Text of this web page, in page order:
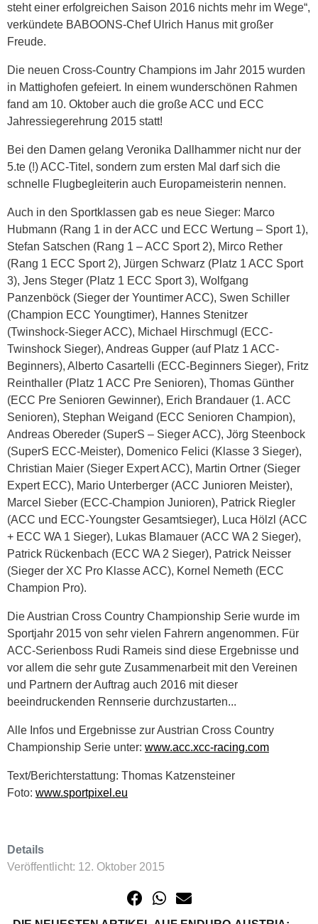
steht einer erfolgreichen Saison 2016 nichts mehr im Wege“,
verkündete BABOONS-Chef Ulrich Hanus mit großer
Freude.
Die neuen Cross-Country Champions im Jahr 2015 wurden
in Mattighofen gefeiert. In einem wunderschönen Rahmen
fand am 10. Oktober auch die große ACC und ECC
Jahressiegerehrung 2015 statt!
Bei den Damen gelang Veronika Dallhammer nicht nur der
5.te (!) ACC-Titel, sondern zum ersten Mal darf sich die
schnelle Flugbegleiterin auch Europameisterin nennen.
Auch in den Sportklassen gab es neue Sieger: Marco
Hubmann (Rang 1 in der ACC und ECC Wertung – Sport 1),
Stefan Satschen (Rang 1 – ACC Sport 2), Mirco Rether
(Rang 1 ECC Sport 2), Jürgen Schwarz (Platz 1 ACC Sport
3), Jens Steger (Platz 1 ECC Sport 3), Wolfgang
Panzenböck (Sieger der Yountimer ACC), Swen Schiller
(Champion ECC Youngtimer), Hannes Stenitzer
(Twinshock-Sieger ACC), Michael Hirschmugl (ECC-
Twinshock Sieger), Andreas Gupper (auf Platz 1 ACC-
Beginners), Alberto Casartelli (ECC-Beginners Sieger), Fritz
Reinthaller (Platz 1 ACC Pre Senioren), Thomas Günther
(ECC Pre Senioren Gewinner), Erich Brandauer (1. ACC
Senioren), Stephan Weigand (ECC Senioren Champion),
Andreas Obereder (SuperS – Sieger ACC), Jörg Steenbock
(SuperS ECC-Meister), Domenico Felici (Klasse 3 Sieger),
Christian Maier (Sieger Expert ACC), Martin Ortner (Sieger
Expert ECC), Mario Unterberger (ACC Junioren Meister),
Marcel Sieber (ECC-Champion Junioren), Patrick Riegler
(ACC und ECC-Youngster Gesamtsieger), Luca Hölzl (ACC
+ ECC WA 1 Sieger), Lukas Blamauer (ACC WA 2 Sieger),
Patrick Rückenbach (ECC WA 2 Sieger), Patrick Neisser
(Sieger der XC Pro Klasse ACC), Kornel Nemeth (ECC
Champion Pro).
Die Austrian Cross Country Championship Serie wurde im
Sportjahr 2015 von sehr vielen Fahrern angenommen. Für
ACC-Serienboss Rudi Rameis sind diese Ergebnisse und
vor allem die sehr gute Zusammenarbeit mit den Vereinen
und Partnern der Auftrag auch 2016 mit dieser
beeindruckenden Rennserie durchzustarten...
Alle Infos und Ergebnisse zur Austrian Cross Country
Championship Serie unter: www.acc.xcc-racing.com
Text/Berichterstattung: Thomas Katzensteiner
Foto: www.sportpixel.eu
Details
Veröffentlicht: 12. Oktober 2015